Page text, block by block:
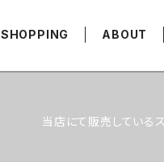
SHOPPING ABOUT
当店にて販売している